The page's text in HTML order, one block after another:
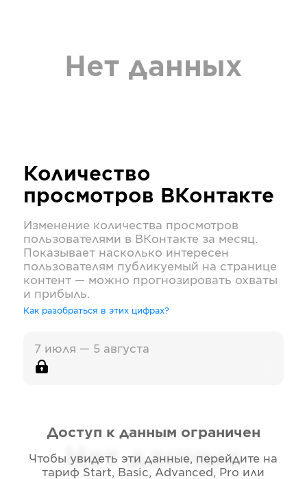
Нет данных
Количество
просмотров ВКонтакте
Изменение количества просмотров
пользователями в ВКонтакте за месяц.
Показывает насколько интересен
пользователям публикуемый на странице
контент — можно прогнозировать охваты
и прибыль.
Как разобраться в этих цифрах?
7 июля — 5 августа
Нет данных
Доступ к данным ограничен
Чтобы увидеть эти данные, перейдите на
тариф Start, Basic, Advanced, Pro или